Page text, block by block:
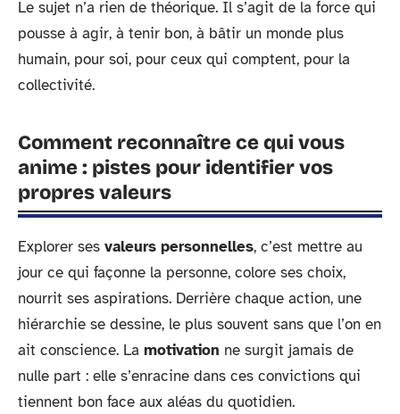
Le sujet n’a rien de théorique. Il s’agit de la force qui
pousse à agir, à tenir bon, à bâtir un monde plus
humain, pour soi, pour ceux qui comptent, pour la
collectivité.
Comment reconnaître ce qui vous
anime : pistes pour identifier vos
propres valeurs
Explorer ses valeurs personnelles, c’est mettre au
jour ce qui façonne la personne, colore ses choix,
nourrit ses aspirations. Derrière chaque action, une
hiérarchie se dessine, le plus souvent sans que l’on en
ait conscience. La motivation ne surgit jamais de
nulle part : elle s’enracine dans ces convictions qui
tiennent bon face aux aléas du quotidien.